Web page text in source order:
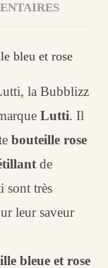
bleu et rose
la Bubblizz
Lutti. Il
bouteille rose
de
sont très
leur saveur
bleue et rose